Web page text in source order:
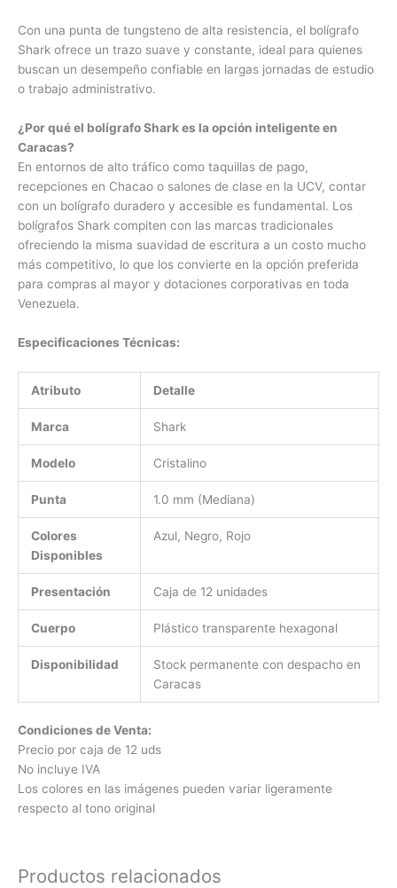
Con una punta de tungsteno de alta resistencia, el bolígrafo
Shark ofrece un trazo suave y constante, ideal para quienes
buscan un desempeño confiable en largas jornadas de estudio
o trabajo administrativo.
¿Por qué el bolígrafo Shark es la opción inteligente en
Caracas?
En entornos de alto tráfico como taquillas de pago,
recepciones en Chacao o salones de clase en la UCV, contar
con un bolígrafo duradero y accesible es fundamental. Los
bolígrafos Shark compiten con las marcas tradicionales
ofreciendo la misma suavidad de escritura a un costo mucho
más competitivo, lo que los convierte en la opción preferida
para compras al mayor y dotaciones corporativas en toda
Venezuela.
Especificaciones Técnicas:
Atributo Detalle
Marca Shark
Modelo Cristalino
Punta 1.0 mm (Mediana)
Colores
Disponibles
Azul, Negro, Rojo
Presentación Caja de 12 unidades
Cuerpo Plástico transparente hexagonal
Disponibilidad
Stock permanente con despacho en
Caracas
Condiciones de Venta:
Precio por caja de 12 uds
No incluye IVA
Los colores en las imágenes pueden variar ligeramente
respecto al tono original
Productos relacionados